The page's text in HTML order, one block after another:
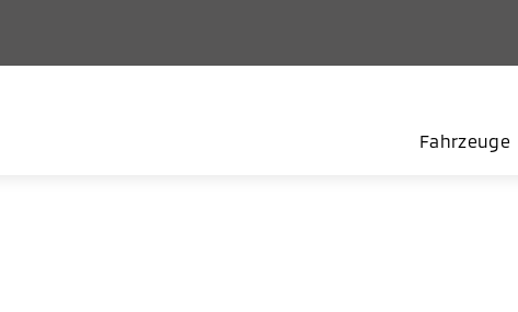
Fahrzeuge